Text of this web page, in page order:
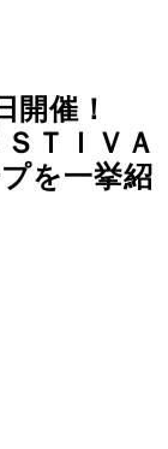
開催！
ＴＩＶＡ
を一挙紹